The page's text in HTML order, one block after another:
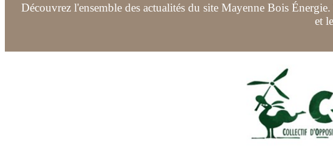
Découvrez l'ensemble des actualités du site Mayenne Bois
et